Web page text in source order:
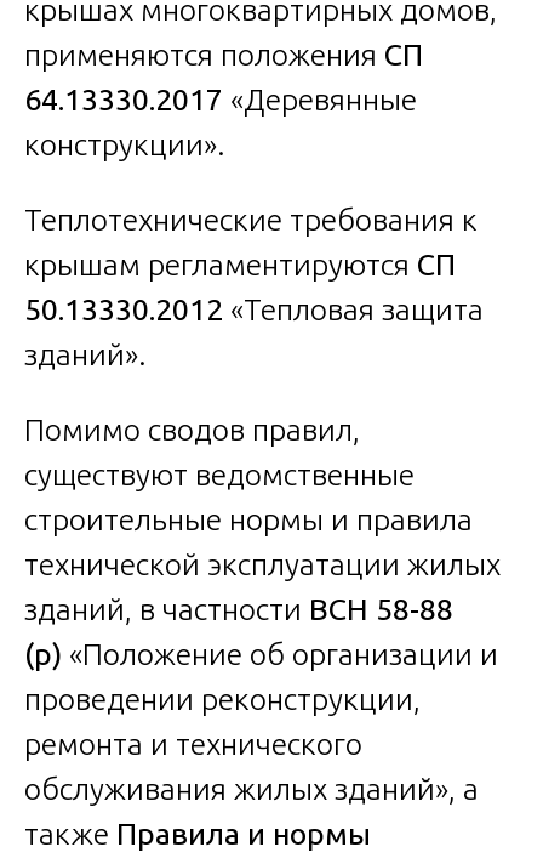
крышах многоквартирных домов,
применяются положения СП
64.13330.2017 «Деревянные
конструкции».
Теплотехнические требования к
крышам регламентируются СП
50.13330.2012 «Тепловая защита
зданий».
Помимо сводов правил,
существуют ведомственные
строительные нормы и правила
технической эксплуатации жилых
зданий, в частности ВСН 58-88
(р) «Положение об организации и
проведении реконструкции,
ремонта и технического
обслуживания жилых зданий», а
также Правила и нормы